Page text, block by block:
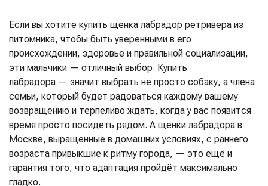
Если вы хотите купить щенка лабрадор ретривера из
питомника, чтобы быть уверенными в его
происхождении, здоровье и правильной социализации,
эти мальчики — отличный выбор. Купить
лабрадора — значит выбрать не просто собаку, а члена
семьи, который будет радоваться каждому вашему
возвращению и терпеливо ждать, когда у вас появится
время просто посидеть рядом. А щенки лабрадора в
Москве, выращенные в домашних условиях, с раннего
возраста привыкшие к ритму города, — это ещё и
гарантия того, что адаптация пройдёт максимально
гладко.